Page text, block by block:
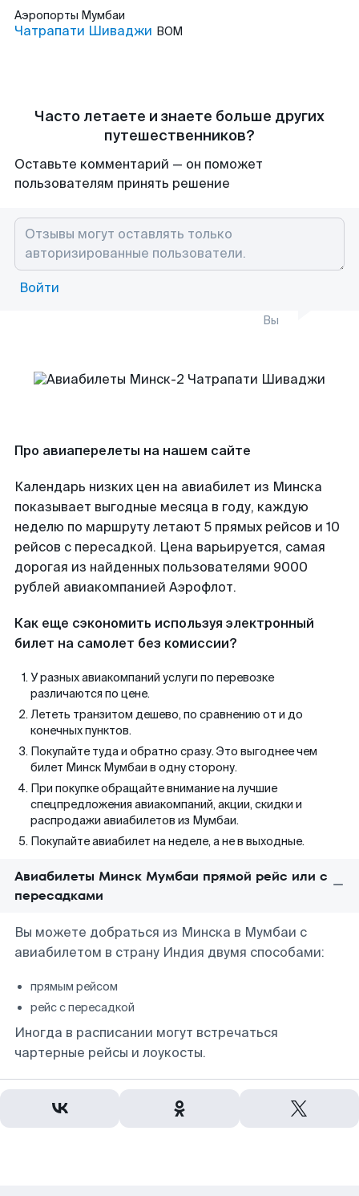
Аэропорты Мумбаи
Чатрапати Шиваджи BOM
Часто летаете и знаете больше других
путешественников?
Оставьте комментарий — он поможет
пользователям принять решение
Войти
Вы
Про авиаперелеты на нашем сайте
Календарь низких цен на авиабилет из Минска
показывает выгодные месяца в году, каждую
неделю по маршруту летают 5 прямых рейсов и 10
рейсов с пересадкой. Цена варьируется, самая
дорогая из найденных пользователями 9000
рублей авиакомпанией Аэрофлот.
Как еще сэкономить используя электронный
билет на самолет без комиссии?
У разных авиакомпаний услуги по перевозке
различаются по цене.
Лететь транзитом дешево, по сравнению от и до
конечных пунктов.
Покупайте туда и обратно сразу. Это выгоднее чем
билет Минск Мумбаи в одну сторону.
При покупке обращайте внимание на лучшие
спецпредложения авиакомпаний, акции, скидки и
распродажи авиабилетов из Мумбаи.
Покупайте авиабилет на неделе, а не в выходные.
Авиабилеты Минск Мумбаи прямой рейс или с
пересадками
Вы можете добраться из Минска в Мумбаи с
авиабилетом в страну Индия двумя способами:
прямым рейсом
рейс с пересадкой
Иногда в расписании могут встречаться
чартерные рейсы и лоукосты.